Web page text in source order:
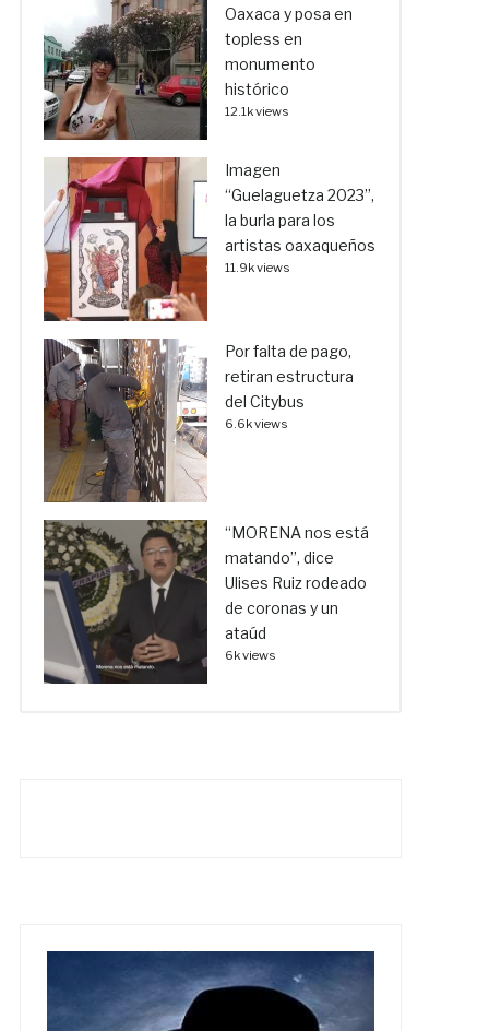
Oaxaca y posa en
topless en
monumento
histórico
12.1k views
Imagen
“Guelaguetza 2023”,
la burla para los
artistas oaxaqueños
11.9k views
Por falta de pago,
retiran estructura
del Citybus
6.6k views
“MORENA nos está
matando”, dice
Ulises Ruiz rodeado
de coronas y un
ataúd
6k views